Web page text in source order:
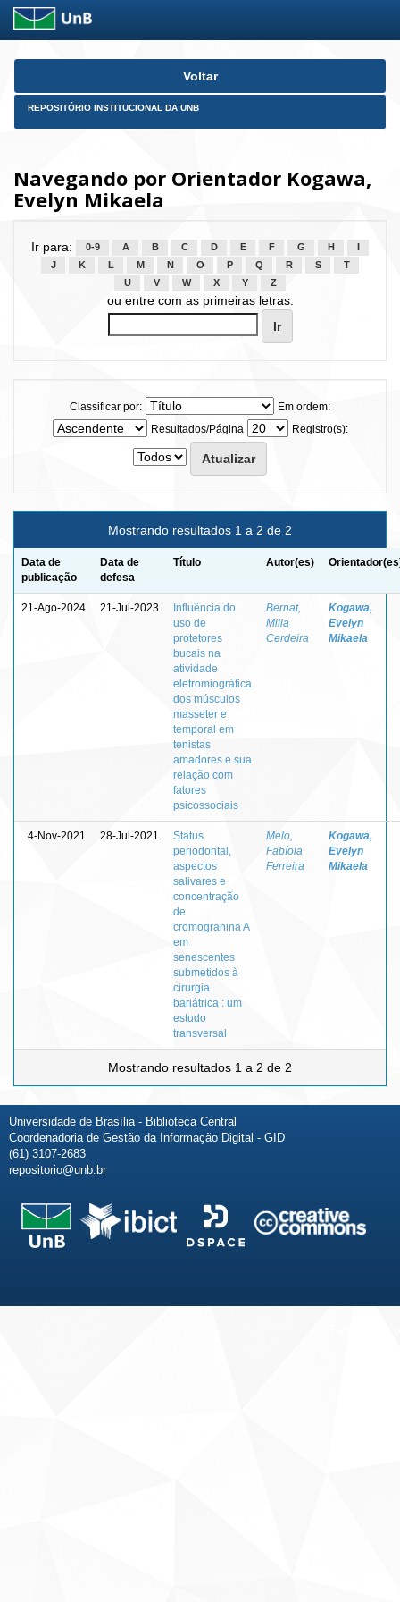
Skip
Voltar
REPOSITÓRIO INSTITUCIONAL DA UNB
Navegando por Orientador Kogawa,
Evelyn Mikaela
Ir para: 0-9 A B C D E F G H
J
K L M N O P Q R S
T
U
V W X Y Z
ou entre com as primeiras letras:
Classificar por:
Em ordem:
Resultados/Página
Registro(s):
Mostrando resultados 1 a 2 de 2
Data de
publicação
Data de
defesa
Título Autor(es)
21-Ago-2024 21-Jul-2023
Influência do
uso de
protetores
bucais na
atividade
eletromiográfica
dos músculos
masseter e
temporal em
tenistas
amadores e sua
relação com
fatores
psicossociais
Bernat,
Milla
Cerdeira
Kogawa,
Evelyn
Mikaela
4-Nov-2021 28-Jul-2021
Status
periodontal,
aspectos
salivares e
concentração
de
cromogranina A
em
senescentes
submetidos à
cirurgia
bariátrica : um
estudo
transversal
Melo,
Fabíola
Ferreira
Kogawa,
Evelyn
Mikaela
Mostrando resultados 1 a 2 de 2
Universidade de Brasília - Biblioteca Central
Coordenadoria de Gestão da Informação Digital - GID
(61) 3107-2683
repositorio@unb.br